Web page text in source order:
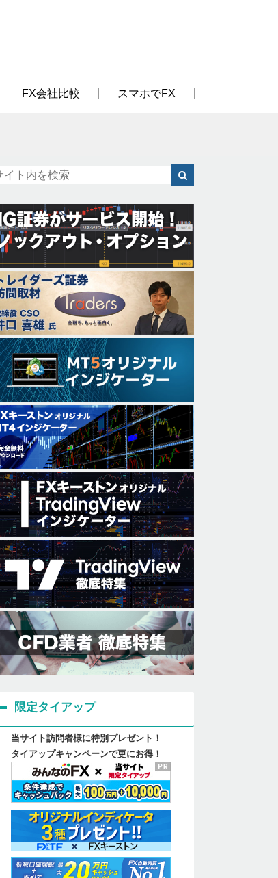
FX会社比較 スマホでFX
限定タイアップ
当サイト訪問者様に特別プレゼント！
タイアップキャンペーンで更にお得！